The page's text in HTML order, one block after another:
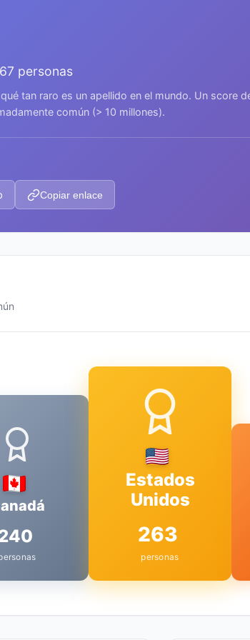
personas
tan raro es un apellido en el mundo. Un score
común (> 10 millones).
Copiar enlace
Estados
Unidos
263
personas